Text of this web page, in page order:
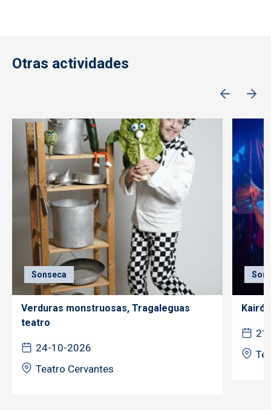
Otras actividades
Sonseca
Verduras monstruosas, Tragaleguas
teatro
24-10-2026
Teatro Cervantes